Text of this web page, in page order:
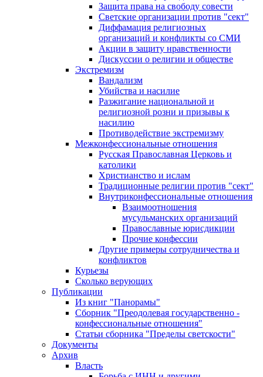
Защита права на свободу совести
Светские организации против "сект"
Диффамация религиозных
организаций и конфликты со СМИ
Акции в защиту нравственности
Дискуссии о религии и обществе
Экстремизм
Вандализм
Убийства и насилие
Разжигание национальной и
религиозной розни и призывы к
насилию
Противодействие экстремизму
Межконфессиональные отношения
Русская Православная Церковь и
католики
Христианство и ислам
Традиционные религии против "сект"
Внутриконфессиональные отношения
Взаимоотношения
мусульманских организаций
Православные юрисдикции
Прочие конфессии
Другие примеры сотрудничества и
конфликтов
Курьезы
Сколько верующих
Публикации
Из книг "Панорамы"
Сборник "Преодолевая государственно -
конфессиональные отношения"
Статьи сборника "Пределы светскости"
Документы
Архив
Власть